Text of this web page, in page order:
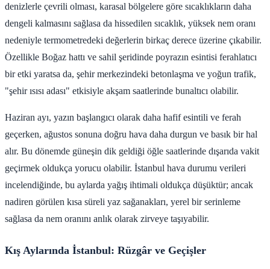
denizlerle çevrili olması, karasal bölgelere göre sıcaklıkların daha
dengeli kalmasını sağlasa da hissedilen sıcaklık, yüksek nem oranı
nedeniyle termometredeki değerlerin birkaç derece üzerine çıkabilir.
Özellikle Boğaz hattı ve sahil şeridinde poyrazın esintisi ferahlatıcı
bir etki yaratsa da, şehir merkezindeki betonlaşma ve yoğun trafik,
"şehir ısısı adası" etkisiyle akşam saatlerinde bunaltıcı olabilir.
Haziran ayı, yazın başlangıcı olarak daha hafif esintili ve ferah
geçerken, ağustos sonuna doğru hava daha durgun ve basık bir hal
alır. Bu dönemde güneşin dik geldiği öğle saatlerinde dışarıda vakit
geçirmek oldukça yorucu olabilir. İstanbul hava durumu verileri
incelendiğinde, bu aylarda yağış ihtimali oldukça düşüktür; ancak
nadiren görülen kısa süreli yaz sağanakları, yerel bir serinleme
sağlasa da nem oranını anlık olarak zirveye taşıyabilir.
Kış Aylarında İstanbul: Rüzgâr ve Geçişler